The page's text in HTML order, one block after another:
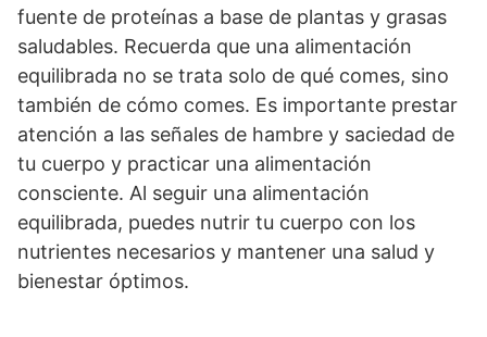
fuente de proteínas a base de plantas y grasas
saludables. Recuerda que una alimentación
equilibrada no se trata solo de qué comes, sino
también de cómo comes. Es importante prestar
atención a las señales de hambre y saciedad de
tu cuerpo y practicar una alimentación
consciente. Al seguir una alimentación
equilibrada, puedes nutrir tu cuerpo con los
nutrientes necesarios y mantener una salud y
bienestar óptimos.